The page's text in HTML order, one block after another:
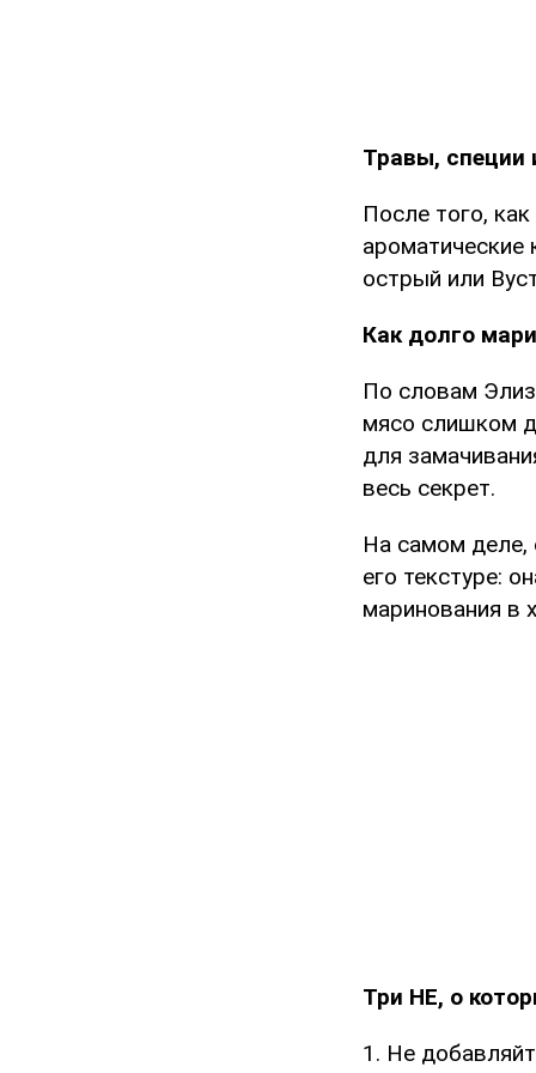
Травы, специи
После того,
ароматические
острый или
Как долго
По словам
мясо слишком
для
весь секрет.
На самом деле,
его текстуре:
маринования в
Три НЕ, о
1. Не